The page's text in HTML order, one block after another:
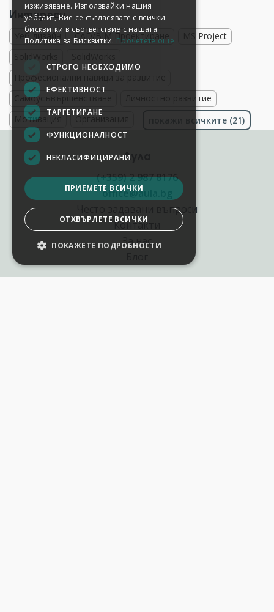
Интереси
Уеб дизайн CAD/BIM Проектиране
MS Project
SolidWorks
Професионални навици за развитие
Самоусъвършенстване
Личностно развитие
Мотивация
покажи всичките (21)
Аула
(+359) 2 987 8176
office@aula.bg
Често задавани въпроси
Контакти
За нас
изживяване. Използвайки нашия
уебсайт, Вие се съгласявате с всички
бисквитки в съответствие с нашата
Политика за Бисквитки. Прочетете още
СТРОГО НЕОБХОДИМО
ЕФЕКТИВНОСТ
ТАРГЕТИРАНЕ
ФУНКЦИОНАЛНОСТ
НЕКЛАСИФИЦИРАНИ
ПРИЕМЕТЕ ВСИЧКИ
ОТХВЪРЛЕТЕ ВСИЧКИ
ПОКАЖЕТЕ ПОДРОБНОСТИ